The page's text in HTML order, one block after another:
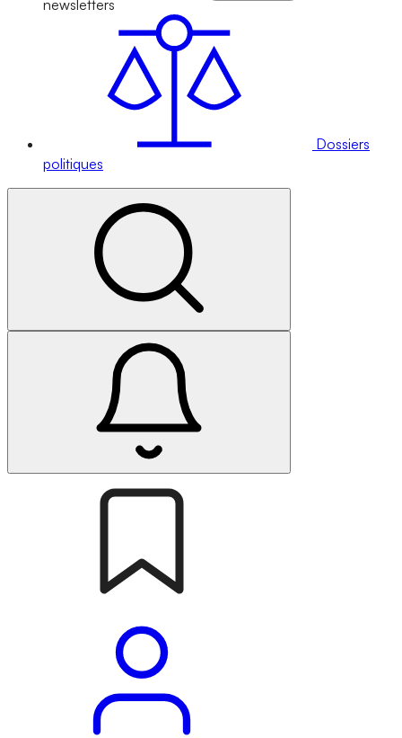
newsletters
Dossiers
politiques